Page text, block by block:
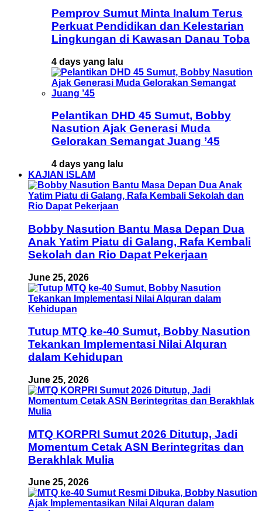
Pemprov Sumut Minta Inalum Terus
Perkuat Pendidikan dan Kelestarian
Lingkungan di Kawasan Danau Toba
4 days yang lalu
Pelantikan DHD 45 Sumut, Bobby
Nasution Ajak Generasi Muda
Gelorakan Semangat Juang ’45
4 days yang lalu
KAJIAN ISLAM
Bobby Nasution Bantu Masa Depan Dua
Anak Yatim Piatu di Galang, Rafa Kembali
Sekolah dan Rio Dapat Pekerjaan
June 25, 2026
Tutup MTQ ke-40 Sumut, Bobby Nasution
Tekankan Implementasi Nilai Alquran
dalam Kehidupan
June 25, 2026
MTQ KORPRI Sumut 2026 Ditutup, Jadi
Momentum Cetak ASN Berintegritas dan
Berakhlak Mulia
June 25, 2026